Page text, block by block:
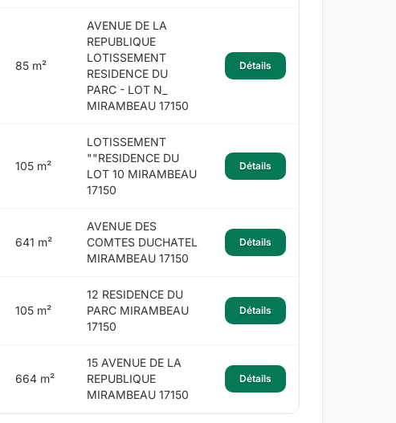
85 m²
AVENUE DE LA
REPUBLIQUE
LOTISSEMENT
RESIDENCE DU
PARC - LOT N_
MIRAMBEAU 17150
Détails
105 m²
LOTISSEMENT
""RESIDENCE DU
LOT 10 MIRAMBEAU
17150
Détails
641 m²
AVENUE DES
COMTES DUCHATEL
MIRAMBEAU 17150
Détails
105 m²
12 RESIDENCE DU
PARC MIRAMBEAU
17150
Détails
664 m²
15 AVENUE DE LA
REPUBLIQUE
MIRAMBEAU 17150
Détails